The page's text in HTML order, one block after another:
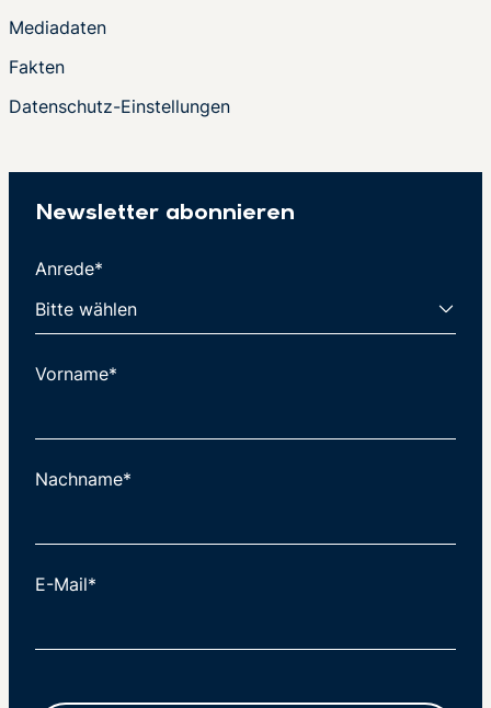
Mediadaten
Fakten
Datenschutz-Einstellungen
Newsletter abonnieren
Anrede*
Vorname*
Nachname*
E-Mail*